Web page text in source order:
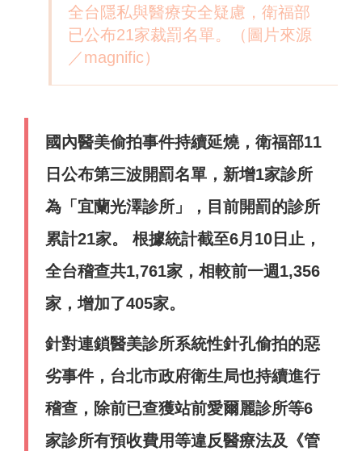
全台隱私與醫療安全疑慮，衛福部
已公布21家裁罰名單。（圖片來源
／magnific）
國內醫美偷拍事件持續延燒，衛福部11
日公布第三波開罰名單，新增1家診所
為「宜蘭光澤診所」，目前開罰的診所
累計21家。 根據統計截至6月10日止，
全台稽查共1,761家，相較前一週1,356
家，增加了405家。
針對連鎖醫美診所系統性針孔偷拍的惡
劣事件，台北市政府衛生局也持續進行
稽查，除前已查獲站前愛爾麗診所等6
家診所有預收費用等違反醫療法及《管